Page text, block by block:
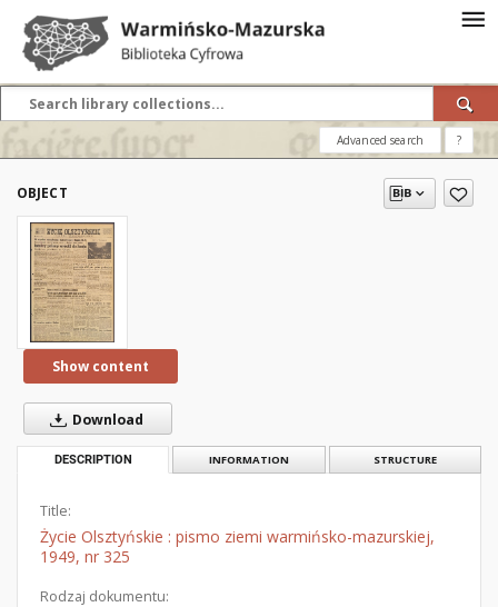
Advanced search ?
OBJECT
Show content
Download
DESCRIPTION INFORMATION STRUCTURE
Title:
Życie Olsztyńskie : pismo ziemi warmińsko-mazurskiej,
1949, nr 325
Rodzaj dokumentu: